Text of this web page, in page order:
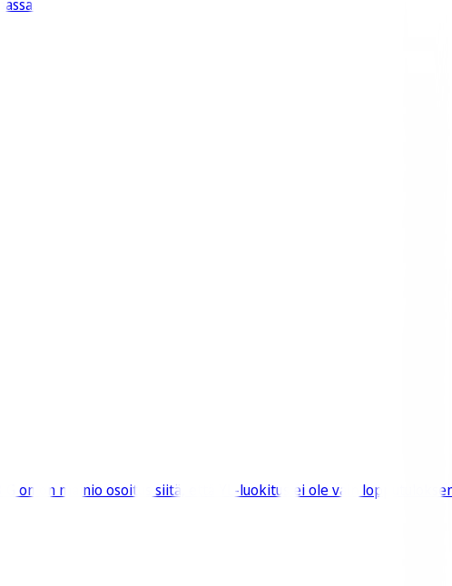
on on mainio osoitus siitä, että YL-luokitus ei ole vain